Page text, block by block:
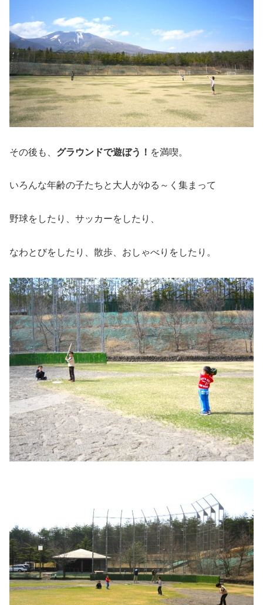
その後も、 グラウンドで遊ぼう！ を満喫。
いろんな年齢の子たちと大人がゆる～く集まって
野球をしたり、サッカーをしたり、
なわとびをしたり、散歩、おしゃべりをしたり。